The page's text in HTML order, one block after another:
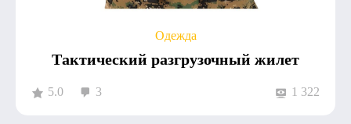
Одежда
Тактический разгрузочный жилет
5.0 3 1 322